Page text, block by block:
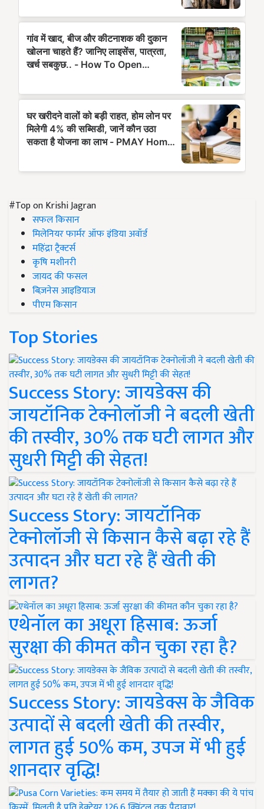
#Top on Krishi Jagran
सफल किसान
मिलेनियर फार्मर ऑफ इंडिया अवॉर्ड
महिंद्रा ट्रैक्टर्स
कृषि मशीनरी
जायद की फसल
बिज़नेस आइडियाज
पीएम किसान
Top Stories
Success Story: जायडेक्स की
जायटॉनिक टेक्नोलॉजी ने बदली खेती
की तस्वीर, 30% तक घटी लागत और
सुधरी मिट्टी की सेहत!
Success Story: जायटॉनिक
टेक्नोलॉजी से किसान कैसे बढ़ा रहे हैं
उत्पादन और घटा रहे हैं खेती की
लागत?
एथेनॉल का अधूरा हिसाब: ऊर्जा
सुरक्षा की कीमत कौन चुका रहा है?
Success Story: जायडेक्स के जैविक
उत्पादों से बदली खेती की तस्वीर,
लागत हुई 50% कम, उपज में भी हुई
शानदार वृद्धि!